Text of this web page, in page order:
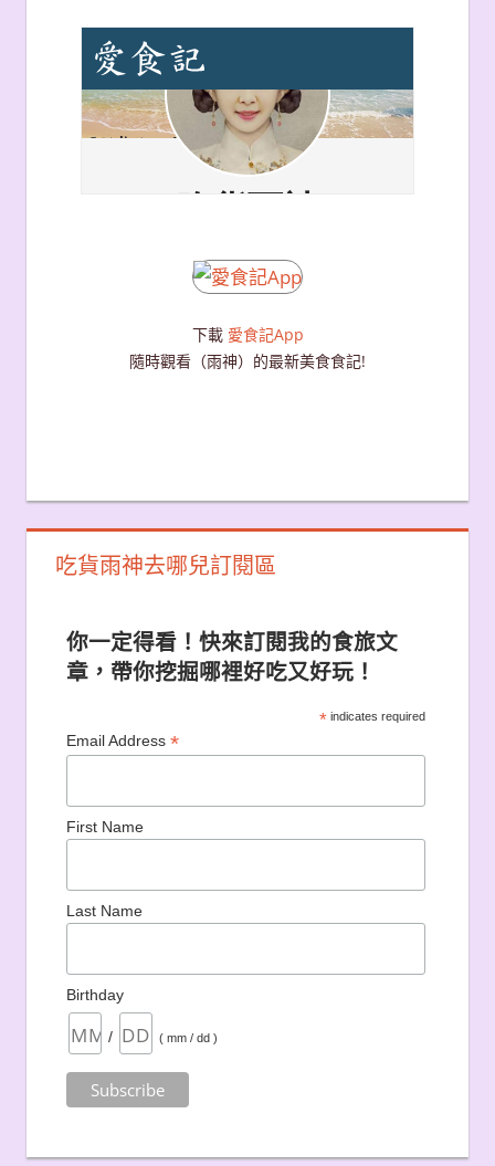
下載 愛食記App
隨時觀看（雨神）的最新美食食記!
吃貨雨神去哪兒訂閱區
你一定得看！快來訂閱我的食旅文
章，帶你挖掘哪裡好吃又好玩！
*indicates required
Email Address *
First Name
Last Name
Birthday
/ ( mm / dd )